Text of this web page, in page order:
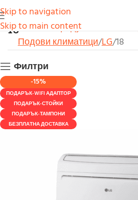
Skip to navigation
Skip to main content
18Начало Продукти
Подови климатици LG 18
Филтри
-15%
ПОДАРЪК-WIFI АДАПТОР
ПОДАРЪК-СТОЙКИ
ПОДАРЪК-ТАМПОНИ
БЕЗПЛАТНА ДОСТАВКА